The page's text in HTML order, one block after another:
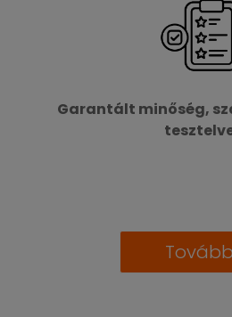
Garantált minőség,
Tovább